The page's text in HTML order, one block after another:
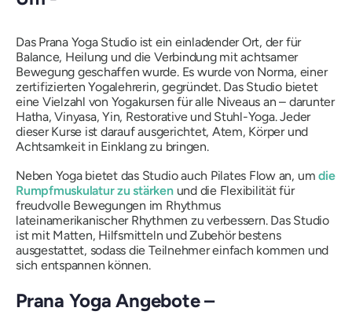
Das Prana Yoga Studio ist ein einladender Ort, der für
Balance, Heilung und die Verbindung mit achtsamer
Bewegung geschaffen wurde. Es wurde von Norma, einer
zertifizierten Yogalehrerin, gegründet. Das Studio bietet
eine Vielzahl von Yogakursen für alle Niveaus an – darunter
Hatha, Vinyasa, Yin, Restorative und Stuhl-Yoga. Jeder
dieser Kurse ist darauf ausgerichtet, Atem, Körper und
Achtsamkeit in Einklang zu bringen.
Neben Yoga bietet das Studio auch Pilates Flow an, umdie
Rumpfmuskulatur zu stärkenund die Flexibilität für
freudvolle Bewegungen im Rhythmus
lateinamerikanischer Rhythmen zu verbessern. Das Studio
ist mit Matten, Hilfsmitteln und Zubehör bestens
ausgestattet, sodass die Teilnehmer einfach kommen und
sich entspannen können.
Prana Yoga Angebote –